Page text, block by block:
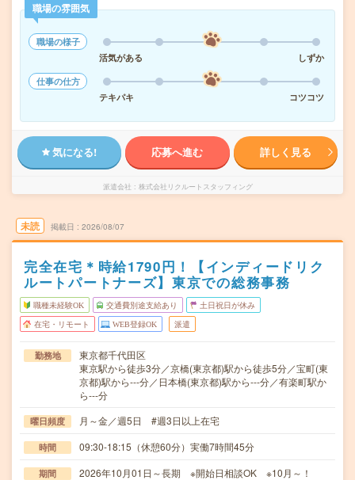
職場の雰囲気
職場の様子
活気がある
しずか
仕事の仕方
テキパキ
コツコツ
気になる! 応募へ進む 詳しく見る
派遣会社 株式会社リクルートスタッフィング
未読 掲載日 2026/08/07
完全在宅＊時給1790円！【インディードリク
ルートパートナーズ】東京での総務事務
職種未経験OK 交通費別途支給あり 土日祝日が休み
在宅・リモート WEB登録OK 派遣
勤務地
東京都千代田区
東京駅から徒歩3分／京橋(東京都)駅から徒歩5分／宝町(東
京都)駅から---分／日本橋(東京都)駅から---分／有楽町駅か
ら---分
曜日頻度 月～金／週5日 #週3日以上在宅
時間 09:30-18:15（休憩60分）実働7時間45分
期間 2026年10月01日～長期 ※開始日相談OK ※10月～！